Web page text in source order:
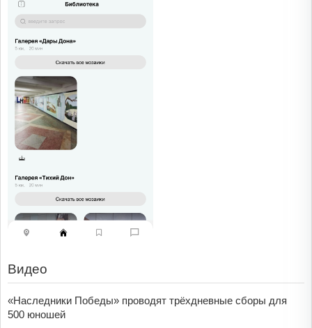
Видео
«Наследники Победы» проводят трёхдневные сборы для
500 юношей